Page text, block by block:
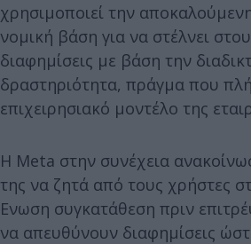
χρησιμοποιεί την
νομική βάση για να στέλνει
διαφημίσεις με βάση την
δραστηριότητα, πράγμα που
επιχειρησιακό μοντέλο της
Η Meta στην συνέχεια
της να ζητά από τους χρήστες
Ενωση συγκατάθεση πριν
να απευθύνουν διαφημίσεις